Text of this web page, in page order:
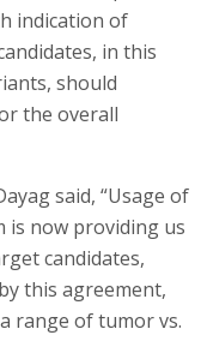
indication of
in this
should
the overall
said, “Usage of
is now providing us
candidates,
this agreement,
range of tumor vs.